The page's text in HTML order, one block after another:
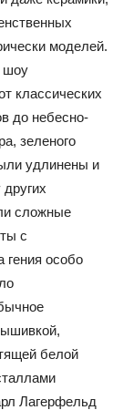
моделей.
шоу
классических
до небесно-
зеленого
удлинены и
сложные
с
гения особо
белой
Лагерфельд